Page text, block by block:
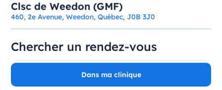
Clsc de Weedon (GMF)
460, 2e Avenue, Weedon, Québec, J0B 3J0
Chercher un rendez-vous
Dans ma clinique